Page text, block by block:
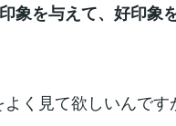
象を与えて、好印象
く見て欲しいんで